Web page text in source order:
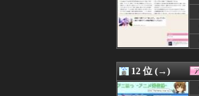
08/06 11:02
08/06 10:30
08/06 10:30
08/06 10:13
08/06 09:48
08/06 09:05
08/06 09:00
12 位 (→)